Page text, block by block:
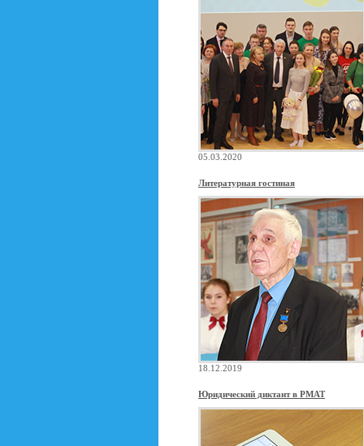
05.03.2020
Литературная гостиная
18.12.2019
Юридический диктант в РМАТ